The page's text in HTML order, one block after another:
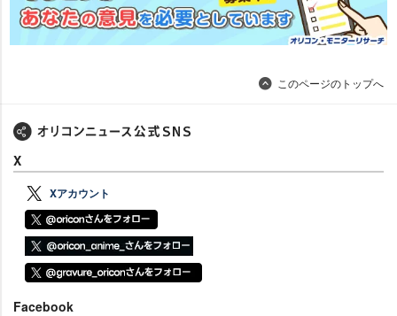
このページのトップへ
X
Xアカウント
Facebook